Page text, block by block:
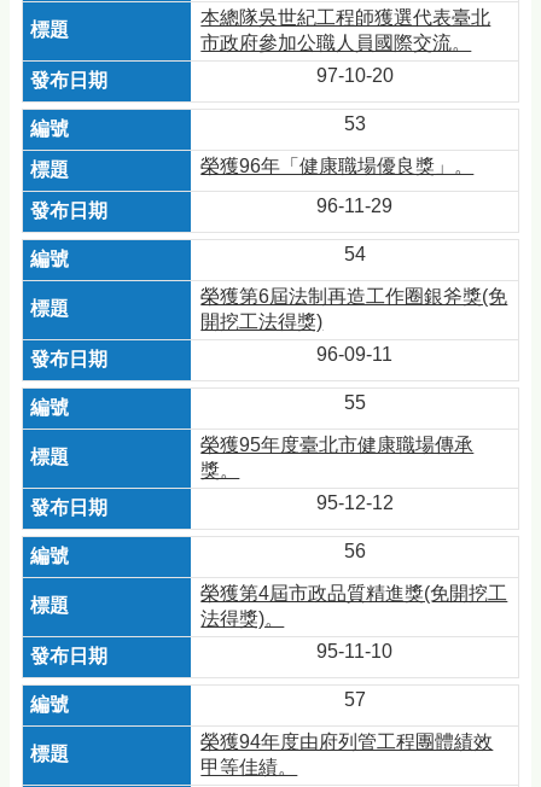
本總隊吳世紀工程師獲選代表臺北
市政府參加公職人員國際交流。
97-10-20
53
榮獲96年「健康職場優良獎」。
96-11-29
54
榮獲第6屆法制再造工作圈銀斧獎(免
開挖工法得獎)
96-09-11
55
榮獲95年度臺北市健康職場傳承
獎。
95-12-12
56
榮獲第4屆市政品質精進獎(免開挖工
法得獎)。
95-11-10
57
榮獲94年度由府列管工程團體績效
甲等佳績。